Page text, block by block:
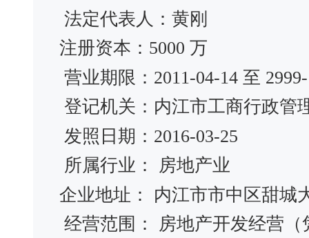
法定代表人：黄刚
注册资本：5000 万
营业期限：2011-04-14 至
登记机关：内江市工商行政管
发照日期：2016-03-25
所属行业： 房地产业
企业地址： 内江市市中区甜城
经营范围： 房地产开发经营